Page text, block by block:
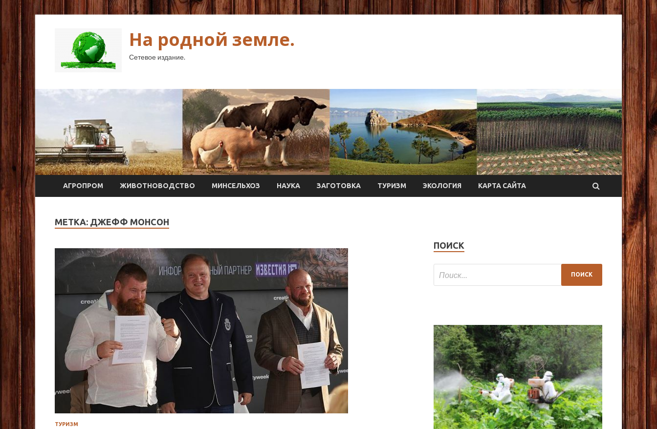
На родной земле.
Сетевое издание.
АГРОПРОМ ЖИВОТНОВОДСТВО МИНСЕЛЬХОЗ НАУКА ЗАГОТОВКА ТУРИЗМ ЭКОЛОГИЯ КАРТА САЙТА
МЕТКА: ДЖЕФФ МОНСОН
ТУРИЗМ
ПОИСК